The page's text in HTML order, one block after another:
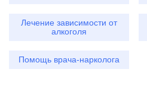
Лечение зависимости от
алкоголя
Помощь врача-нарколога